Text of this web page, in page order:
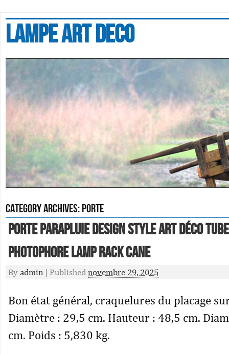
Lampe art deco
Category Archives:porte
Porte parapluie design style art déco
Photophore Lamp Rack cane
By admin | Published novembre 29, 2025
Bon état général, craquelures du placage
Diamètre : 29,5 cm. Hauteur : 48,5 cm.
cm. Poids : 5,830 kg.